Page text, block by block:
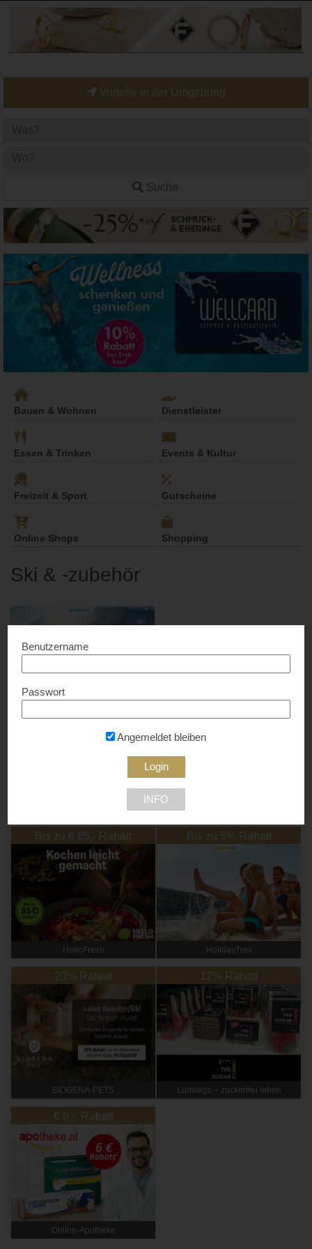
Vorteile in der Umgebung
Suche
Bauen & Wohnen Dienstleister
Essen & Trinken Events & Kultur
Freizeit & Sport Gutscheine
Online Shops Shopping
Ski & -zubehör
Bis zu € 85,- Rabatt
HelloFresh
Bis zu 5% Rabatt
HolidayTrex
20% Rabatt
BIOGENA-PETS
12% Rabatt
Ludwegs – zuckerfrei leben
€ 6,- Rabatt
Online‑Apotheke
Benutzername
Passwort
Angemeldet bleiben
INFO